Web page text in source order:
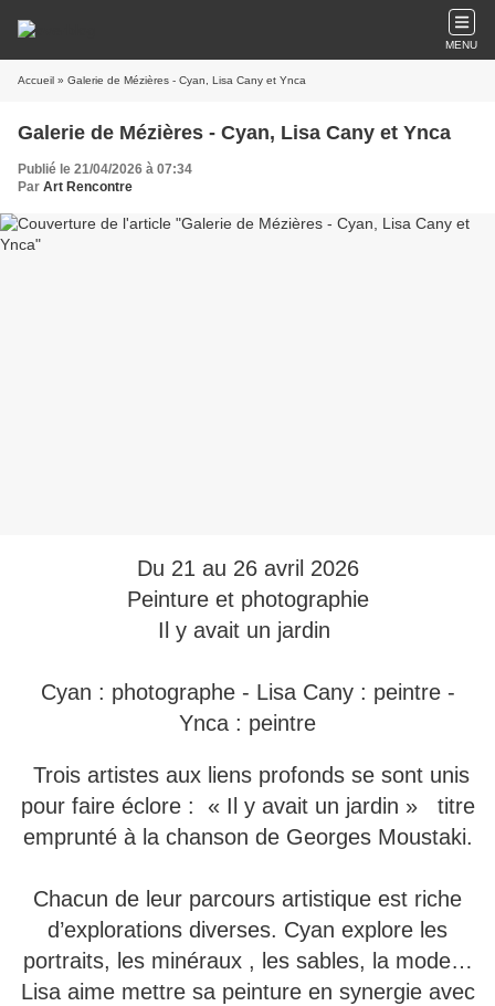
MENU
Accueil » Galerie de Mézières - Cyan, Lisa Cany et Ynca
Galerie de Mézières - Cyan, Lisa Cany et Ynca
Publié le 21/04/2026 à 07:34
Par Art Rencontre
Du 21 au 26 avril 2026
Peinture et photographie
Il y avait un jardin
Cyan : photographe - Lisa Cany : peintre -
Ynca : peintre
Trois artistes aux liens profonds se sont unis
pour faire éclore : « Il y avait un jardin » titre
emprunté à la chanson de Georges Moustaki.
Chacun de leur parcours artistique est riche
d’explorations diverses. Cyan explore les
portraits, les minéraux , les sables, la mode…
Lisa aime mettre sa peinture en synergie avec